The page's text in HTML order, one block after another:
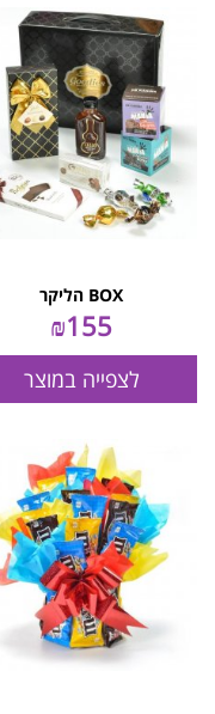
BOX הליקר
₪155
לצפייה במוצר